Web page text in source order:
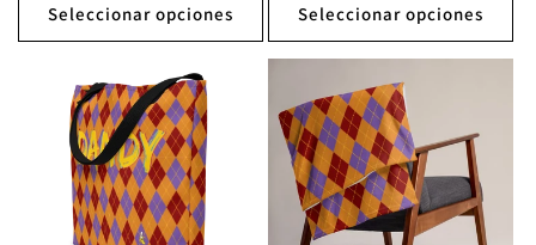
Seleccionar opciones Seleccionar opciones